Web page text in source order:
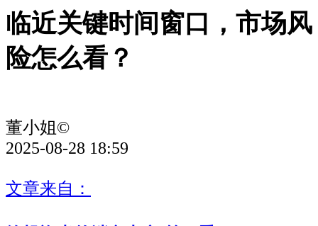
临近关键时间窗口，市场风
险怎么看？
董小姐©
2025-08-28 18:59
文章来自：